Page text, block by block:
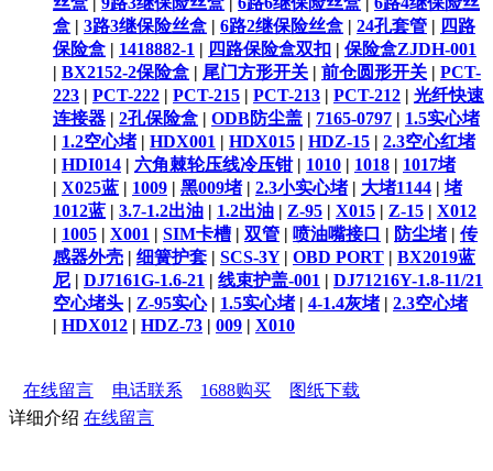
盒 | 3路3继保险丝盒 | 6路2继保险丝盒 | 24孔套管 | 四路
保险盒 | 1418882-1 | 四路保险盒双扣 | 保险盒ZJDH-001
| BX2152-2保险盒 | 尾门方形开关 | 前仓圆形开关 | PCT-
223 | PCT-222 | PCT-215 | PCT-213 | PCT-212 | 光纤快速
连接器 | 2孔保险盒 | ODB防尘盖 | 7165-0797 | 1.5实心堵
| 1.2空心堵| HDX001 | HDX015 | HDZ-15 | 2.3空心红堵
| HDI014 | 六角棘轮压线冷压钳| 1010 | 1018 | 1017堵
| X025蓝 | 1009 | 黑009堵| 2.3小实心堵| 大堵1144 | 堵
1012蓝 | 3.7-1.2出油 | 1.2出油 | Z-95 | X015 | Z-15 | X012
| 1005 | X001 | SIM卡槽 | 双管 | 喷油嘴接口 | 防尘堵| 传
感器外壳 | 细簧护套 | SCS-3Y| OBD PORT | BX2019蓝
尼 | DJ7161G-1.6-21 | 线束护盖-001 | DJ71216Y-1.8-11/21
空心堵头 | Z-95实心| 1.5实心堵| 4-1.4灰堵| 2.3空心堵
| HDX012 | HDZ-73 | 009 | X010
在线留言 电话联系 1688购买
图纸下载
详细介绍 在线留言